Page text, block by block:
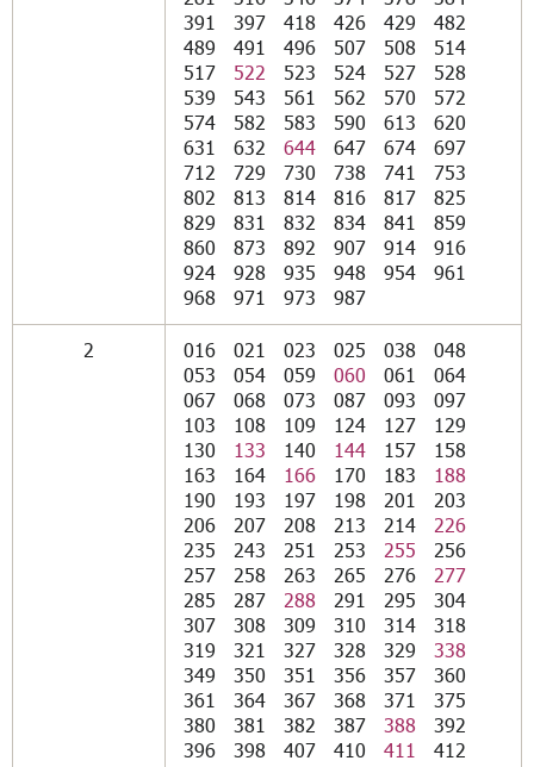
391
397 418 426 429
482
489
491 496 507 508
514
517
522 523 524 527
528
539
543 561 562 570
572
574
582 583 590 613
620
631
632 644 647 674
697
712
729 730 738 741
753
802
813 814 816 817
825
829
831 832 834 841
859
860
873 892 907 914
916
924
928 935 948 954
961
968
971 973 987
2 016 021 023 025 038
048
053
054 059 060 061
064
067
068 073 087 093
097
103
108 109 124 127
129
130
133 140 144 157
158
163
164 166 170 183
188
190
193 197 198 201
203
206
207 208 213 214
226
235
243 251 253 255
256
257
258 263 265 276
277
285
287 288 291 295
304
307
308 309 310 314
318
319
321 327 328 329
338
349
350 351 356 357
360
361
364 367 368 371
375
380
381 382 387 388
392
396
398 407 410 411
412